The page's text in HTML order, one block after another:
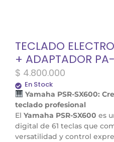
TECLADO
+ ADAPTADOR
$ 4.800.000
En Stock
Yamaha PSR-SX600:
teclado profesional
El Yamaha PSR-SX600 es
digital de 61 teclas que
versatilidad y control